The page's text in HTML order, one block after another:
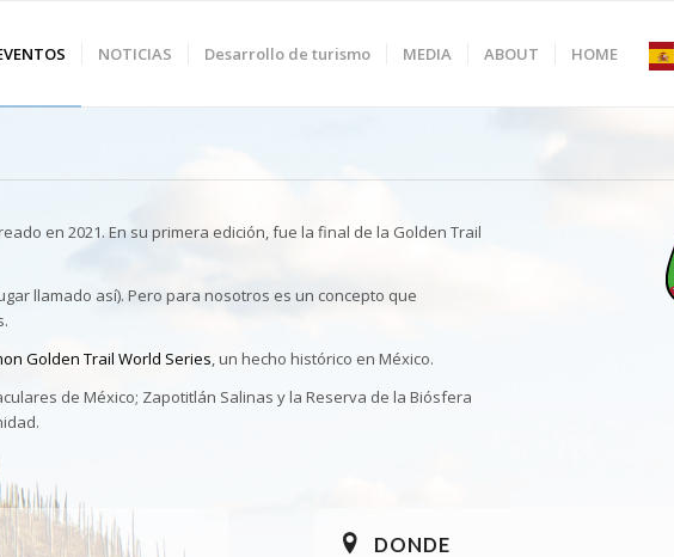
NOTICIAS Desarrollo de turismo MEDIA ABOUT HOME
en 2021. En su primera edición, fue la final de la Golden Trail
llamado así). Pero para nosotros es un concepto que
Golden Trail World Series, un hecho histórico en México.
de México; Zapotitlán Salinas y la Reserva de la Biósfera
DONDE